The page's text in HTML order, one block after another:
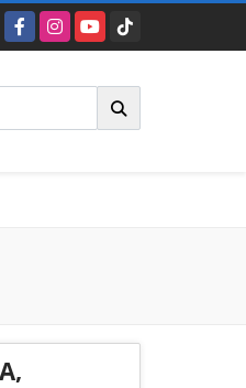
FacebookInstagramYouTubeTikTok